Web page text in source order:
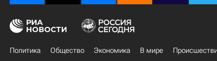
Политика Общество Экономика В мире